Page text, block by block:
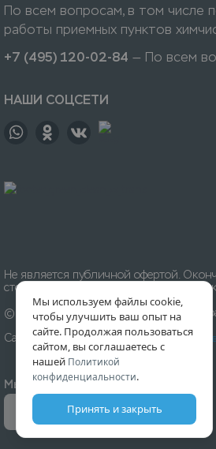
Мы используем файлы cookie,
чтобы улучшить ваш опыт на
сайте. Продолжая пользоваться
сайтом, вы соглашаетесь с
нашей Политикой
конфиденциальности.
Принять и закрыть
По всем вопросам, в том числе
работы приемных пунктов
+7 (495) 120-02-84 — По всем
НАШИ СОЦСЕТИ
Не является публичной офертой.
стоимость уточняйте на приёмных
© 1996-2026Химчистка «Леда». Все
Сайт разработан и создан Digital-
Мы принимаем к оплате: